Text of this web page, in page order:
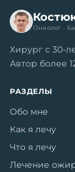
Онколог ·
Хирург с 30-
Автор более
РАЗДЕЛЫ
Обо мне
Как я лечу
Что я лечу
Лечение